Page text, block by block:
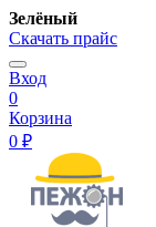
Зелёный
Скачать прайс
Вход
0
Корзина
0 ₽